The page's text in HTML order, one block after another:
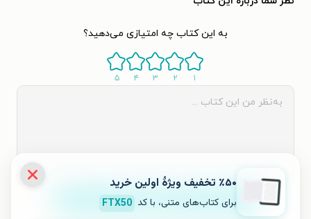
به این کتاب چه امتیازی می‌دهید؟
۱ ۲ ۳ ۴ ۵
ثبت نظر
٪۵۰ تخفیف ویژۀ اولین خرید
برای کتاب‌های متنی، با کد FTX50